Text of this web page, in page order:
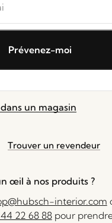
Prévenez-moi
un magasin
Trouver un revendeur
œil à nos produits ?
interior.com
22 68 88pour